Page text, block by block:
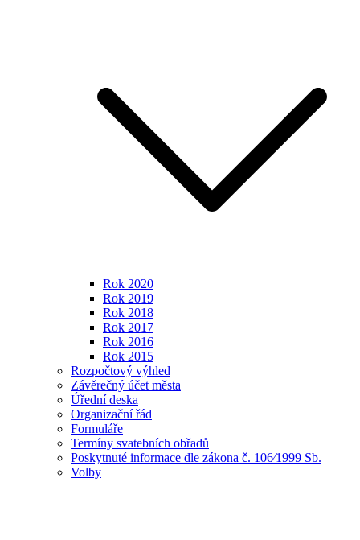
Rok 2020
Rok 2019
Rok 2018
Rok 2017
Rok 2016
Rok 2015
Rozpočtový výhled
Závěrečný účet města
Úřední deska
Organizační řád
Formuláře
Termíny svatebních obřadů
Poskytnuté informace dle zákona č. 106⁄1999 Sb.
Volby